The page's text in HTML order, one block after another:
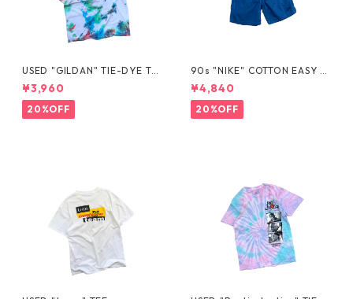
USED "GILDAN" TIE-DYE TE
E
¥3,960
20%OFF
90s "NIKE" COTTON EASY S
HORTS
¥4,840
20%OFF